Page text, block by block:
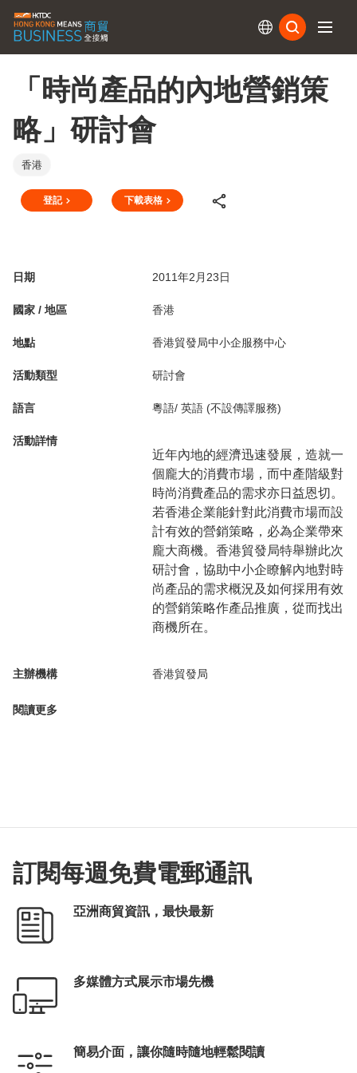
「時尚產品的內地營銷策
略」研討會
香港
登記 下載表格
日期 2011年2月23日
國家 / 地區 香港
地點 香港貿發局中小企服務中心
活動類型 研討會
語言 粵語/ 英語 (不設傳譯服務)
活動詳情
近年內地的經濟迅速發展，造就一
個龐大的消費市場，而中產階級對
時尚消費產品的需求亦日益恩切。
若香港企業能針對此消費市場而設
計有效的營銷策略，必為企業帶來
龐大商機。香港貿發局特舉辦此次
研討會，協助中小企瞭解內地對時
尚產品的需求概況及如何採用有效
的營銷策略作產品推廣，從而找出
商機所在。
主辦機構 香港貿發局
閱讀更多
訂閱每週免費電郵通訊
亞洲商貿資訊，最快最新
多媒體方式展示市場先機
簡易介面，讓你隨時隨地輕鬆閱讀